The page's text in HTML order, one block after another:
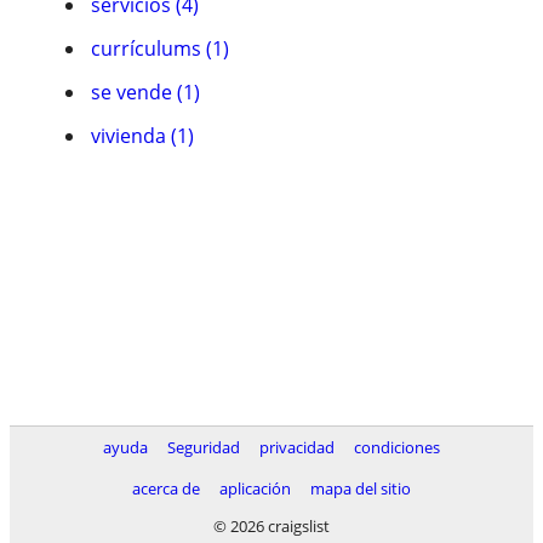
currí­culums (1)
se vende (1)
vivienda (1)
ayuda Seguridad privacidad
condiciones
acerca de
aplicación
mapa del sitio
© 2026 craigslist